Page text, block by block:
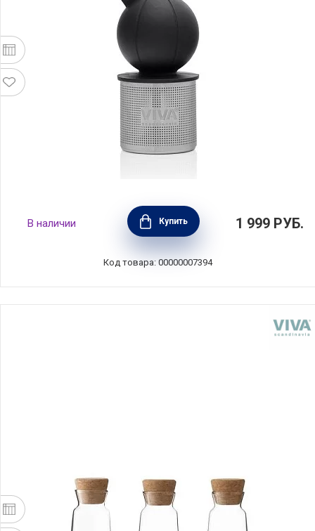
Ситечко для заваривания поплавок, черный,
Viva Scandinavia, V77658
В наличии Купить 1 999 РУБ.
Код товара: 00000007394